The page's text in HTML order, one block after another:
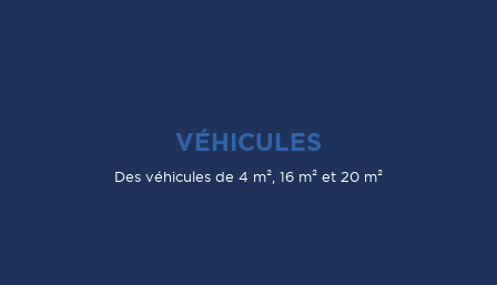
VÉHICULES
Des véhicules de 4 m², 16 m² et 20 m²